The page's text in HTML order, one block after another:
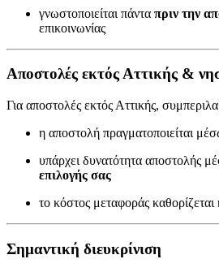
γνωστοποιείται πάντα πριν την
επικοινωνίας
Αποστολές εκτός Αττικής &
Για αποστολές εκτός Αττικής,
η αποστολή πραγματοποιείται
υπάρχει δυνατότητα αποστολής
επιλογής σας
το κόστος μεταφοράς
Σημαντική διευκρίνιση